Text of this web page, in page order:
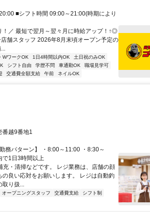
■シフト時間 09:00～21:00(時期により
！／ 最短で翌月～翌々月に時給アップ！↑◎
舗スタッフ 2026年8月末頃オープン予定の
WワークOK 1日4時間以内OK
土日祝のみOK
シフト自由 学歴不問 車通勤OK
職場見学可
交通費全額支給 午前 ネイルOK
番越9番地1
務パターン】 ・8:00～11:00 ・8:30～
で1日3時間以上
・清掃などです。 レジ業務は、店舗の顔
良い応対をお願いします。 レジは自動釣
取り扱...
オープニングスタッフ 交通費支給
シフト制